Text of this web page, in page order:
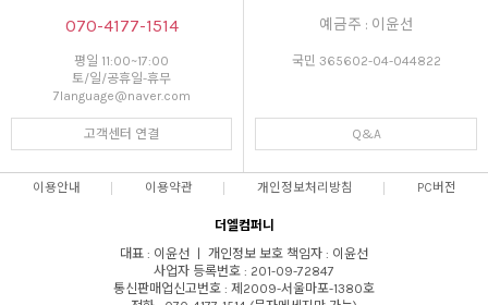
070-4177-1514
평일 11:00~17:00
토/일/공휴일-휴무
7language@naver.com
고객센터 연결
예금주 : 이윤선
국민 365602-04-044822
Q&A
이용안내 이용약관 개인정보처리방침 PC버전
더엘컴퍼니
대표 : 이윤선 ㅣ 개인정보 보호 책임자 : 이윤선
사업자 등록번호 : 201-09-72847
통신판매업신고번호 : 제2009-서울마포-1380호